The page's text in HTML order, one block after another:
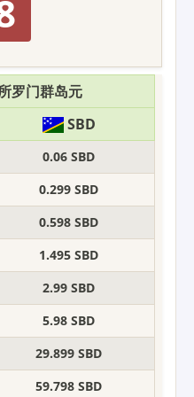
罗门群岛元
SBD
0.06 SBD
0.299 SBD
0.598 SBD
1.495 SBD
2.99 SBD
5.98 SBD
29.899 SBD
59.798 SBD